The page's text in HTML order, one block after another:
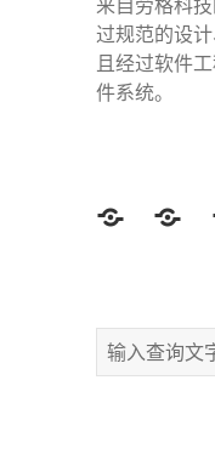
过规范的设
且经过软件
件系统。
Twitter